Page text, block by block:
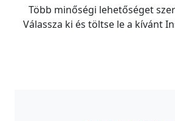
Több minőségi lehetőséget
Válassza ki és töltse le a kívánt